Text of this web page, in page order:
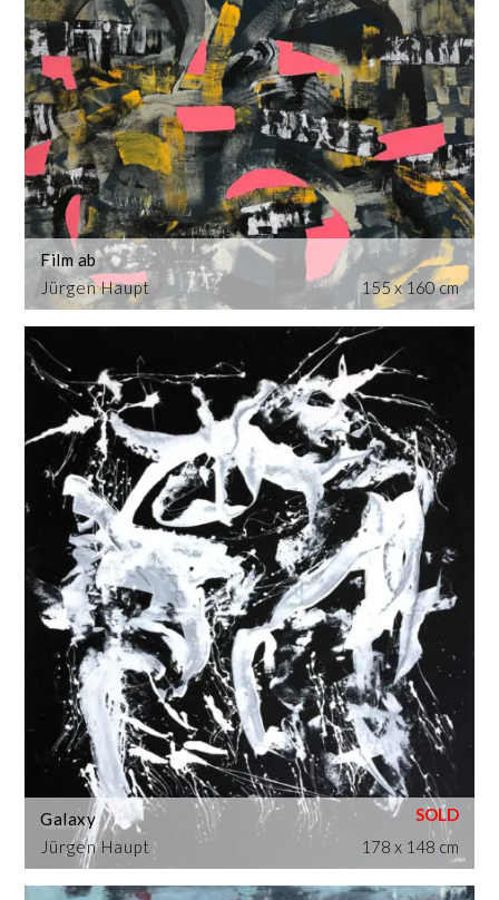
Jürgen Haupt
Film ab
155 x 160 cm
Jürgen Haupt
Galaxy
178 x 148 cm